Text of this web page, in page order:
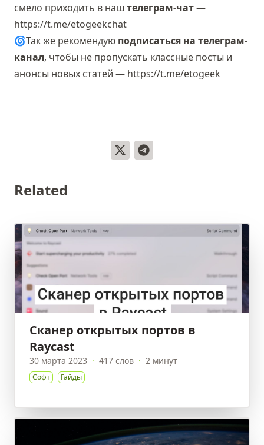
смело приходить в наш телеграм-чат—
https://t.me/etogeekchat
🌀Так же рекомендую подписаться на телеграм-
канал, чтобы не пропускать классные посты и
анонсы новых статей — https://t.me/etogeek
Related
Сканер открытых портов в
Raycast
30 марта 2023 · 417 слов · 2 минут
Софт Гайды